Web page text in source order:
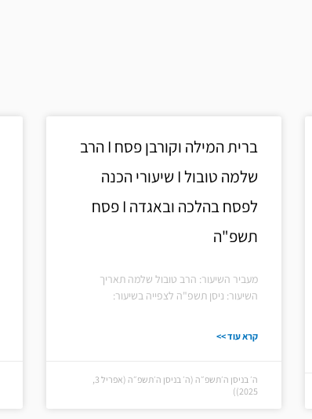
ברית המילה וקורבן פסח I הרב
שלמה טובול I שיעורי הכנה
לפסח בהלכה ובאגדה I פסח
תשפ"ה
מעביר השיעור: הרב טובול שלמה תאריך
השיעור: ניסן תשפ"ה לצפייה בשיעור:
קרא עוד >>
ה׳ בניסן ה׳תשפ״ה (ה׳ בניסן ה׳תשפ״ה (אפריל 3,
2025))